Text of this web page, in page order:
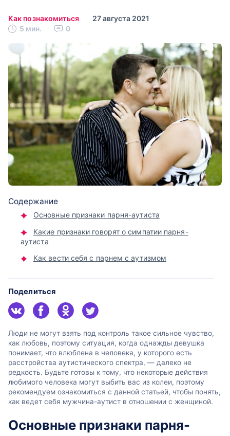
Как познакомиться
27 августа 2021
5 мин.
0
Содержание
Основные признаки парня-аутиста
Какие признаки говорят о симпатии парня-
аутиста
Как вести себя с парнем с аутизмом
Поделиться
Люди не могут взять под контроль такое сильное чувство,
как любовь, поэтому ситуация, когда однажды девушка
понимает, что влюблена в человека, у которого есть
расстройства аутистического спектра, — далеко не
редкость. Будьте готовы к тому, что некоторые действия
любимого человека могут выбить вас из колеи, поэтому
рекомендуем ознакомиться с данной статьей, чтобы понять,
как ведет себя мужчина-аутист в отношении с женщиной.
Основные признаки парня-